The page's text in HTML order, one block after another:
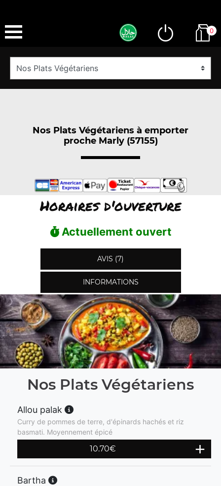
0
Nos Plats Végétariens à emporter
proche Marly (57155)
Horaires d'ouverture
Actuellement ouvert
AVIS (7)
INFORMATIONS
Nos Plats Végétariens
Allou palak
Curry de pommes de terre, d'épinards hachés et riz
basmati. Moyennement épicé
10.70€
Bartha